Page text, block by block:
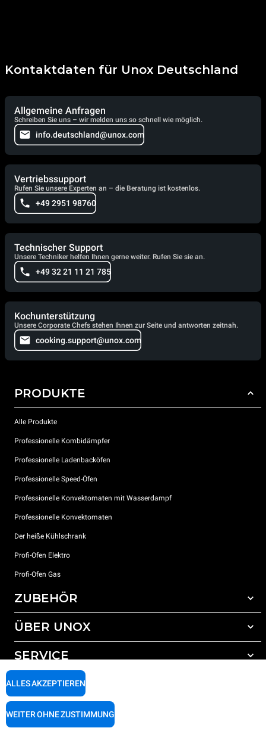
Kontaktdaten für Unox Deutschland
Allgemeine Anfragen
Schreiben Sie uns – wir melden uns so schnell wie möglich.
info.deutschland@unox.com
Vertriebssupport
Rufen Sie unsere Experten an – die Beratung ist kostenlos.
+49 2951 98760
Technischer Support
Unsere Techniker helfen Ihnen gerne weiter. Rufen Sie sie an.
+49 32 21 11 21 785
Kochunterstützung
Unsere Corporate Chefs stehen Ihnen zur Seite und antworten zeitnah.
cooking.support@unox.com
PRODUKTE
Alle Produkte
Professionelle Kombidämpfer
Professionelle Ladenbacköfen
Professionelle Speed-Öfen
Professionelle Konvektomaten mit Wasserdampf
Professionelle Konvektomaten
Der heiße Kühlschrank
Profi-Ofen Elektro
Profi-Ofen Gas
ZUBEHÖR
Gesamtes Zubehör
Wasseraufbereitung mit Kunstharzfiltern
Wasseraufbereitung durch Umkehrosmose
ÜBER UNOX
Unsere Standorte weltweit
SERVICE
Unox garantie
Händler Suche
ALLES AKZEPTIEREN
WEITER OHNE ZUSTIMMUNG